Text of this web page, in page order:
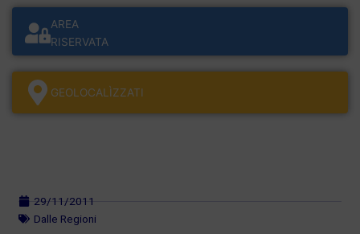
AREA
RISERVATA
GEOLOCALÌZZATI
29/11/2011
Dalle Regioni